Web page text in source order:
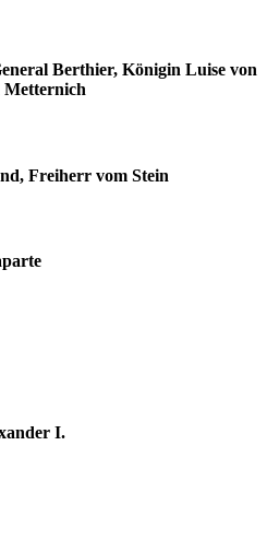
Berthier, Königin Luise von
Metternich
Freiherr vom Stein
I.